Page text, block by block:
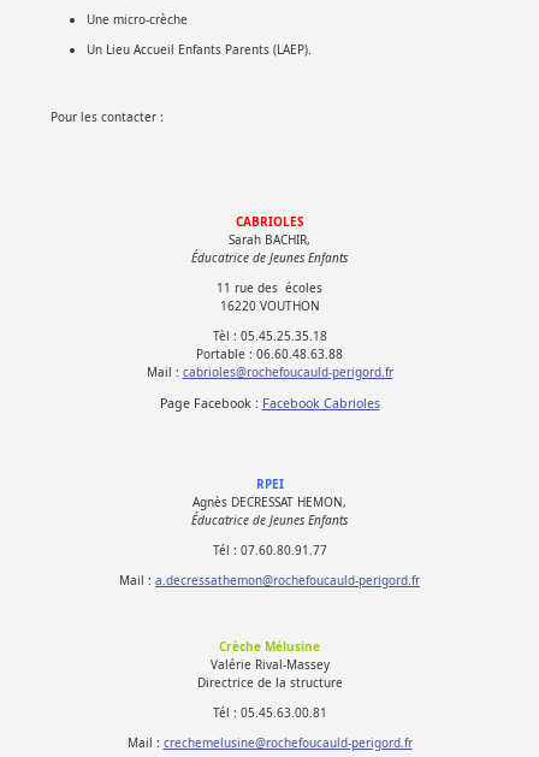
Une micro-crèche
Un Lieu Accueil Enfants Parents (LAEP).
Pour les contacter :
CABRIOLES
Sarah BACHIR,
Éducatrice de Jeunes Enfants
11 rue des écoles
16220 VOUTHON
Tèl : 05.45.25.35.18
Portable : 06.60.48.63.88
Mail : cabrioles@rochefoucauld-perigord.fr
Page Facebook : Facebook Cabrioles
RPEI
Agnès DECRESSAT HEMON,
Éducatrice de Jeunes Enfants
Tél : 07.60.80.91.77
Mail : a.decressathemon@rochefoucauld-perigord.fr
Crèche Mélusine
Valérie Rival-Massey
Directrice de la structure
Tél : 05.45.63.00.81
Mail : crechemelusine@rochefoucauld-perigord.fr